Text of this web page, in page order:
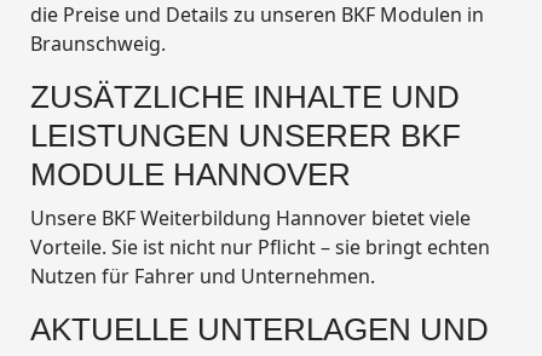
die Preise und Details zu unseren BKF Modulen in
Braunschweig.
ZUSÄTZLICHE INHALTE UND
LEISTUNGEN UNSERER BKF
MODULE HANNOVER
Unsere BKF Weiterbildung Hannover bietet viele
Vorteile. Sie ist nicht nur Pflicht – sie bringt echten
Nutzen für Fahrer und Unternehmen.
AKTUELLE UNTERLAGEN UND